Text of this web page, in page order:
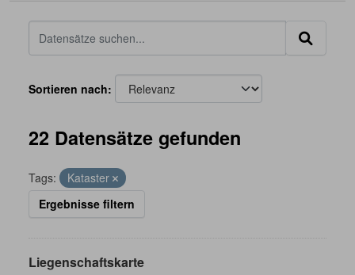
Sortieren nach
22 Datensätze gefunden
Tags:
Kataster
Ergebnisse filtern
Liegenschaftskarte